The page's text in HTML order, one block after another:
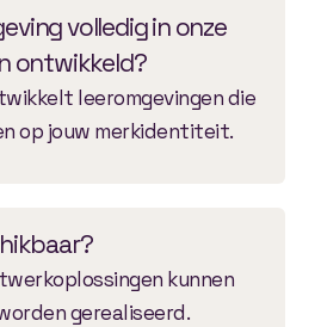
volledig in onze
ontwikkeld?
leeromgevingen die
op jouw merkidentiteit.
kunnen
gerealiseerd.